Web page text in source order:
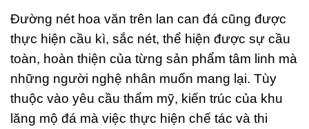
Đường nét hoa văn trên lan can đá cũng được
thực hiện cầu kì, sắc nét, thể hiện được sự cầu
toàn, hoàn thiện của từng sản phẩm tâm linh mà
những người nghệ nhân muốn mang lại. Tùy
thuộc vào yêu cầu thẩm mỹ, kiến trúc của khu
lăng mộ đá mà việc thực hiện chế tác và thi